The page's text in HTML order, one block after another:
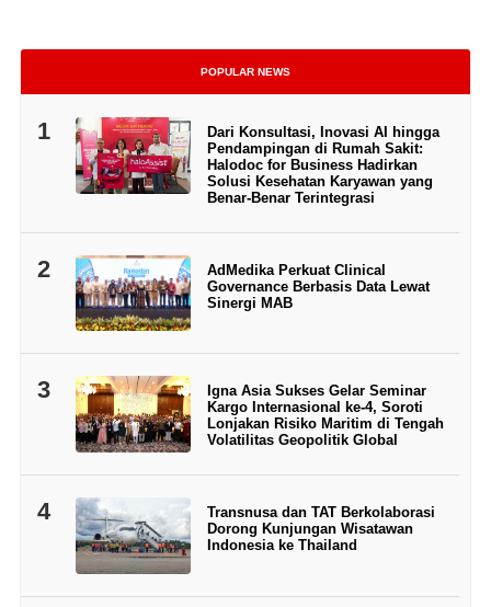
POPULAR NEWS
1
Dari Konsultasi, Inovasi AI hingga
Pendampingan di Rumah Sakit:
Halodoc for Business Hadirkan
Solusi Kesehatan Karyawan yang
Benar-Benar Terintegrasi
2
AdMedika Perkuat Clinical
Governance Berbasis Data Lewat
Sinergi MAB
3
Igna Asia Sukses Gelar Seminar
Kargo Internasional ke-4, Soroti
Lonjakan Risiko Maritim di Tengah
Volatilitas Geopolitik Global
4
Transnusa dan TAT Berkolaborasi
Dorong Kunjungan Wisatawan
Indonesia ke Thailand